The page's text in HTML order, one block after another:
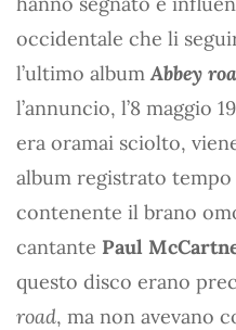
occidentale che li
l’ultimo albumAbbey
l’annuncio, l’8 maggio
era oramai sciolto,
album registrato
contenente il brano
cantante Paul
questo disco erano
road, ma non avevano